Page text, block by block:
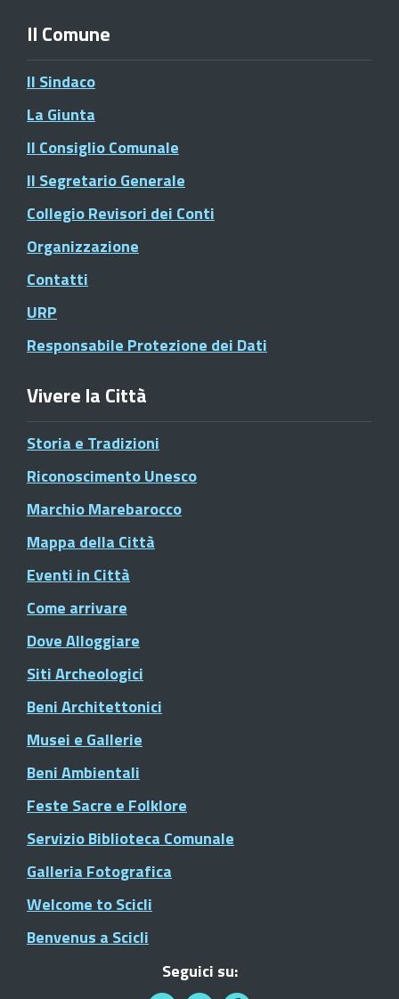
Il Comune
Il Sindaco
La Giunta
Il Consiglio Comunale
Il Segretario Generale
Collegio Revisori dei Conti
Organizzazione
Contatti
URP
Responsabile Protezione dei Dati
Vivere la Città
Storia e Tradizioni
Riconoscimento Unesco
Marchio Marebarocco
Mappa della Città
Eventi in Città
Come arrivare
Dove Alloggiare
Siti Archeologici
Beni Architettonici
Musei e Gallerie
Beni Ambientali
Feste Sacre e Folklore
Servizio Biblioteca Comunale
Galleria Fotografica
Welcome to Scicli
Benvenus a Scicli
Seguici su: